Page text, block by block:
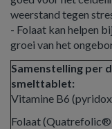
weerstand tegen
- Folaat kan helpen
groei van het
Samenstelling per
smelttablet:
Vitamine B6
Folaat